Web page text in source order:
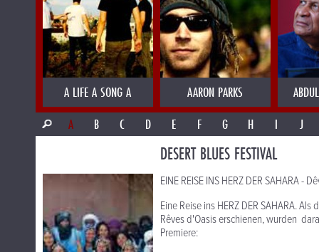
A LIFE A SONG A AARON PARKS
A
B C D E F G H I J
DESERT BLUES FESTIVAL
EINE REISE INS HERZ DER SAHARA -
Eine Reise ins HERZ DER SAHARA.
Rêves d'Oasis erschienen, wurden
Premiere: